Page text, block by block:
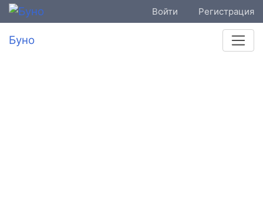
Войти Регистрация
Буно